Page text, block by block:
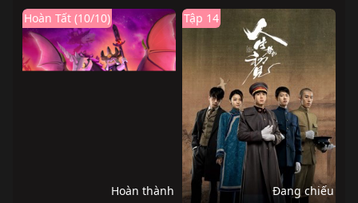
Hoàn Tất (10/10)
Hoàn thành
Tập 14
Đang chiếu